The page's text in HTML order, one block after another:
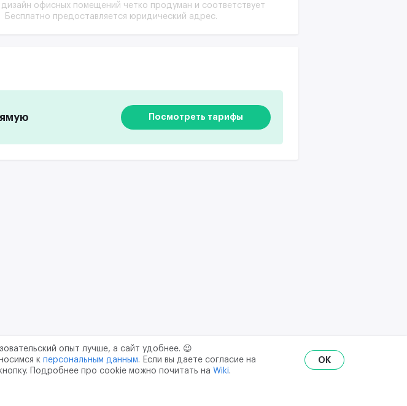
офисных помещений четко продуман и соответствует
предоставляется юридический адрес.
Посмотреть тарифы
опыт лучше, а сайт удобнее. 😉
к персональным данным. Если вы даете согласие на
Подробнее про cookie можно почитать на Wiki.
OK